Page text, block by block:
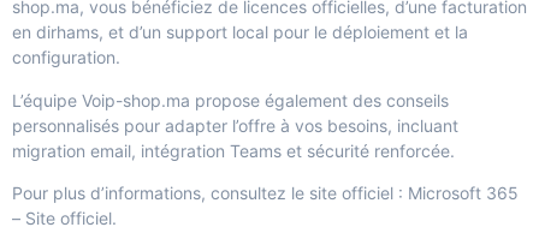
shop.ma, vous bénéficiez de licences officielles, d’une facturation
en dirhams, et d’un support local pour le déploiement et la
configuration.
L’équipe Voip-shop.ma propose également des conseils
personnalisés pour adapter l’offre à vos besoins, incluant
migration email, intégration Teams et sécurité renforcée.
Pour plus d’informations, consultez le site officiel : Microsoft 365
– Site officiel.